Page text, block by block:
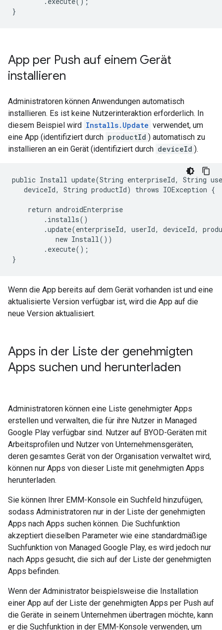
}
App per Push auf einem Gerät
installieren
Administratoren können Anwendungen automatisch
installieren. Es ist keine Nutzerinteraktion erforderlich. In
diesem Beispiel wird Installs.Update verwendet, um
eine App (identifiziert durch productId ) automatisch zu
installieren an ein Gerät (identifiziert durch deviceId ).
public Install update(String enterpriseId, String
   deviceId, String productId) throws IOException {
    return androidEnterprise
        .installs()
.update(enterpriseId, userId, deviceId,
           new Install())
        .execute();
}
Wenn die App bereits auf dem Gerät vorhanden ist und eine
aktualisierte Version verfügbar ist, wird die App auf die
neue Version aktualisiert.
Apps in der Liste der genehmigten
Apps suchen und herunterladen
Administratoren können eine Liste genehmigter Apps
erstellen und verwalten, die für ihre Nutzer in Managed
Google Play verfügbar sind. Nutzer auf BYOD-Geräten mit
Arbeitsprofilen und Nutzer von Unternehmensgeräten,
deren gesamtes Gerät von der Organisation verwaltet wird,
können nur Apps von dieser Liste mit genehmigten Apps
herunterladen.
Sie können Ihrer EMM-Konsole ein Suchfeld hinzufügen,
sodass Administratoren nur in der Liste der genehmigten
Apps nach Apps suchen können. Die Suchfunktion
akzeptiert dieselben Parameter wie eine standardmäßige
Suchfunktion von Managed Google Play, es wird jedoch nur
nach Apps gesucht, die sich auf der Liste der genehmigten
Apps befinden.
Wenn der Administrator beispielsweise die Installation
einer App auf der Liste der genehmigten Apps per Push auf
die Geräte in seinem Unternehmen übertragen möchte, kann
er die Suchfunktion in der EMM-Konsole verwenden, um